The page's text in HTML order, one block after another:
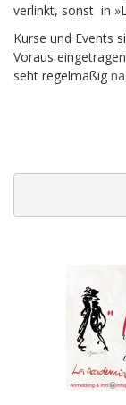
verlinkt, sonst in
Kurse und Events
Voraus eingetragen
seht regelmäßig